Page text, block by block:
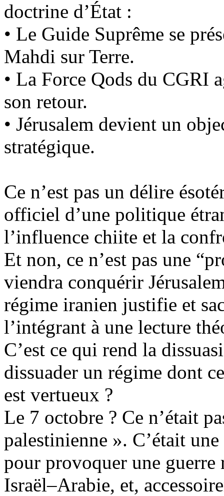
doctrine d’État :
• Le Guide Suprême se
Mahdi sur Terre.
• La Force Qods du CGRI
son retour.
• Jérusalem devient un
stratégique.
Ce n’est pas un délire
officiel d’une politique
l’influence chiite et la
Et non, ce n’est pas une
viendra conquérir
régime iranien justifie et
l’intégrant à une lecture
C’est ce qui rend la
dissuader un régime dont
est vertueux ?
Le 7 octobre ? Ce n’était
palestinienne ». C’était
pour provoquer une guerre
Israël–Arabie, et,